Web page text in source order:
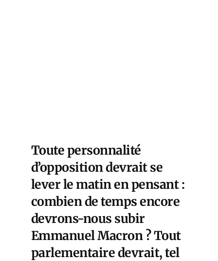
Toute personnalité
d’opposition devrait se
lever le matin en pensant :
combien de temps encore
devrons-nous subir
Emmanuel Macron ? Tout
parlementaire devrait, tel